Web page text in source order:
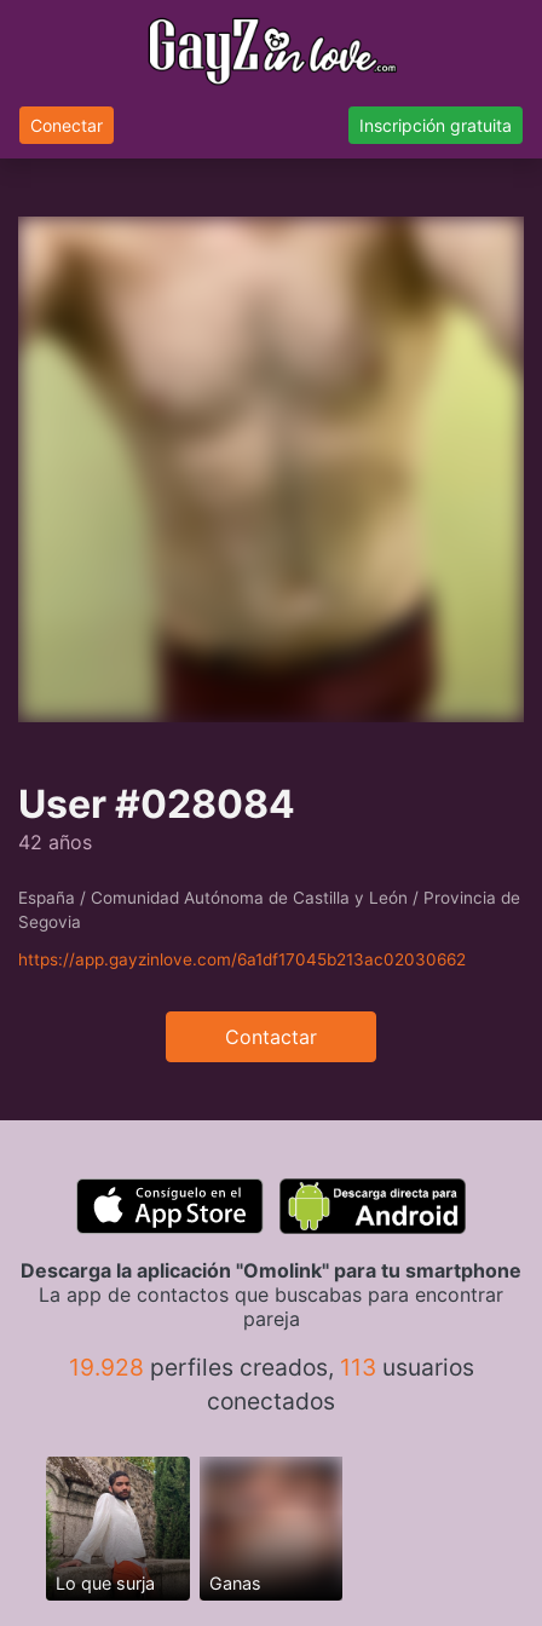
Conectar Inscripción gratuita
User #028084
42 años
España / Comunidad Autónoma de Castilla y León / Provincia de
Segovia
https://app.gayzinlove.com/6a1df17045b213ac02030662
Contactar
Descarga la aplicación "Omolink" para tu smartphone
La app de contactos que buscabas para encontrar
pareja
19.928 perfiles creados, 113 usuarios
conectados
Lo que surja Ganas